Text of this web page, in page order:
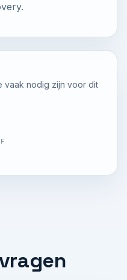
vaak nodig zijn voor dit